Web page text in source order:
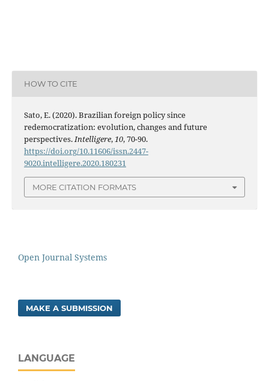
HOW TO CITE
Sato, E. (2020). Brazilian foreign policy since
redemocratization: evolution, changes and future
perspectives. Intelligere, 10, 70-90.
https://doi.org/10.11606/issn.2447-
9020.intelligere.2020.180231
MORE CITATION FORMATS
Open Journal Systems
MAKE A SUBMISSION
LANGUAGE